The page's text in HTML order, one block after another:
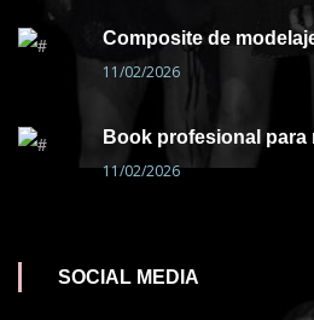
Composite de
11/02/2026
Book profesional para
11/02/2026
SOCIAL MEDIA